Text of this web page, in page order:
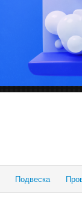
Подвеска